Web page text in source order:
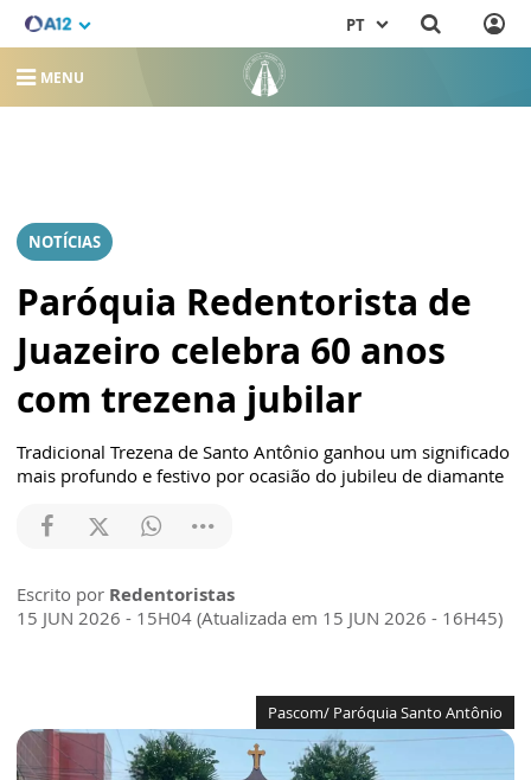
PT
MENU
NOTÍCIAS
Paróquia Redentorista de
Juazeiro celebra 60 anos
com trezena jubilar
Tradicional Trezena de Santo Antônio ganhou um significado
mais profundo e festivo por ocasião do jubileu de diamante
Escrito por Redentoristas
15 JUN 2026 - 15H04 (Atualizada em 15 JUN 2026 - 16H45)
Pascom/ Paróquia Santo Antônio